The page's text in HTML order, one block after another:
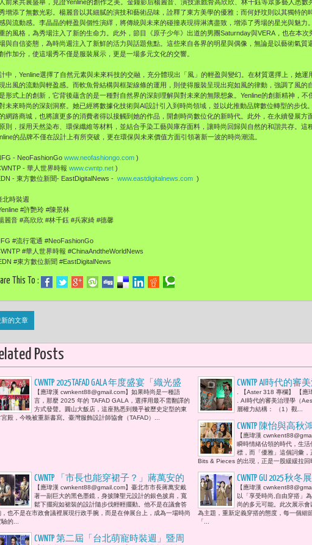
前來共襄盛舉，見證Yenline的創作之美。金鐘影后楊麗音、演技派戲骨高欣欣、林千鈺等眾多藝人悉數
增添了無數光彩。楊麗音以其細膩的演技和藝術品味，詮釋了東方美學的優雅；而何妤玟則以其獨特的
與流動感。李晶晶的輕盈與個性演繹，將傳統與未來的碰撞表現得淋漓盡致，增添了秀場的星光與魅力
的風格，為秀場注入了新的生命力。此外，節目《原子少年》出道的男團Saturnday與VERA，也在本
與自信姿態，為時尚週注入了新鮮的活力與話題焦點。這些來自各界的明星與偶像，無論是以藝術氣質
作加分，使這場秀不僅是服裝展示，更是一場多元文化的交響。
中，Yenline選擇了自然元素與未來科技的交融，充分體現出「風」的輕盈與變幻。在材質選擇上，她運
出風的流動與輕盈感。而軟魚骨結構與框架線條的運用，則使得服裝呈現出宛如風的律動，強調了風的
形式上的創新，它背後蘊含的是一種對自然界的深刻理解與對未來的無限想象。Yenline的創新精神，不
未來時尚的深刻洞察。她已經將數據化技術與AI設計引入到時尚領域，並以此推動品牌數位轉型的步伐
網路商城，也將讓更多的消費者得以接觸到她的作品，開創時尚數位化的新時代。此外，在永續發展方
則，採用天然染布、環保纖維等材料，並結合手染工藝與庫存面料，讓時尚回歸與自然的和諧共存。這
的品牌不僅在設計上有所突破，更在環保與未來價值方面引領著新一波的時尚潮流。
- NeoFashionGo www.neofashiongo.com )
- 華人世界時報 www.cwntp.net )
- 東方數位新聞- EastDigitalNews - www.eastdigitalnews.com )
北時裝週
#許艷玲 #陳景林
麗音 #高欣欣 #林千鈺 #兵家綺 #德馨
#流行電通 #NeoFashionGo
#華人世界時報 #ChinaAndtheWorldNews
#東方數位新聞 #EastDigitalNews
This To :
新的文章
Posts
CWNTP 2025 TAFAD GALA 年度盛宴「織光盛
宴」-- 1. 時尚CEO溫筱鴻：「站在鎂光燈
背後，可以決定光落在哪裡的人。」
【應瑋漢 cwnkent88@gmail.com】如果時尚是一種語
言，那麼 2025 年的 TAFAD GALA，選擇用最不需翻譯的
方式發聲。圓山大飯店，這座熟悉到幾乎被歷史定型的東
宮殿，今晚被重新書寫。臺灣服飾設計師協會（TAFAD）...
CWNTP AI時代的審
語權」流行穿搭
言 當代社會裡被
還沒等你開口，就
你。」全球時尚中
裁安娜溫圖( Anna
治世界目光
. 【Aster 318 專欄】 【應
. AI時代的審美治理學（
層權力結構： （1）觀...
CWNTP 陳怡與高秋
以日本百年手帕品
生活溫度 「願你
讓胡寶莉與先生王
話語都融化在那
【應瑋漢
瞬時情緒佔領的時代，生
標，而「優雅」這個詞彙，
Bits & Pieces 的出現，正是一股緩緩拉回
CWNTP 「市長也能穿裙子？」蔣萬安的
台北市伸展台流行宣言 2025「台北好時
尚」壓軸登場
【應瑋漢 cwnkent88@gmail.com】臺北市市長蔣萬安戴
著一副巨大的黑色墨鏡，身披陳聖元設計的銀色披肩，寬
鬆下擺宛如裙裝的設計隨步伐輕輕擺動。他不是在議會答
，也不是在市政會議裡展現行政手腕，而是在伸展台上，成為一場時尚
的...
CWNTP GU 2025 秋
焦凡凡演繹都會
【應瑋漢
以「享受時尚,自由穿搭」
尚的多元可能。此次展示會
為主題，重新定義穿搭的態度，每一個細
「...
CWNTP 第二屆「台北萌寵時裝週」暨周